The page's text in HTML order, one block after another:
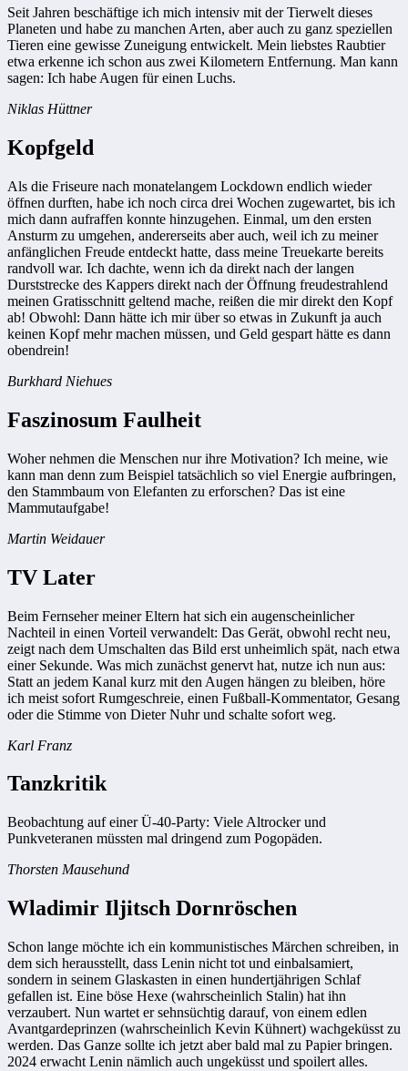
Seit Jahren beschäftige ich mich intensiv mit der Tierwelt dieses
Planeten und habe zu manchen Arten, aber auch zu ganz speziellen
Tieren eine gewisse Zuneigung entwickelt. Mein liebstes Raubtier
etwa erkenne ich schon aus zwei Kilometern Entfernung. Man kann
sagen: Ich habe Augen für einen Luchs.
Niklas Hüttner
Kopfgeld
Als die Friseure nach monatelangem Lockdown endlich wieder
öffnen durften, habe ich noch circa drei Wochen zugewartet, bis ich
mich dann aufraffen konnte hinzugehen. Einmal, um den ersten
Ansturm zu umgehen, andererseits aber auch, weil ich zu meiner
anfänglichen Freude entdeckt hatte, dass meine Treuekarte bereits
randvoll war. Ich dachte, wenn ich da direkt nach der langen
Durststrecke des Kappers direkt nach der Öffnung freudestrahlend
meinen Gratisschnitt geltend mache, reißen die mir direkt den Kopf
ab! Obwohl: Dann hätte ich mir über so etwas in Zukunft ja auch
keinen Kopf mehr machen müssen, und Geld gespart hätte es dann
obendrein!
Burkhard Niehues
Faszinosum Faulheit
Woher nehmen die Menschen nur ihre Motivation? Ich meine, wie
kann man denn zum Beispiel tatsächlich so viel Energie aufbringen,
den Stammbaum von Elefanten zu erforschen? Das ist eine
Mammutaufgabe!
Martin Weidauer
TV Later
Beim Fernseher meiner Eltern hat sich ein augenscheinlicher
Nachteil in einen Vorteil verwandelt: Das Gerät, obwohl recht neu,
zeigt nach dem Umschalten das Bild erst unheimlich spät, nach etwa
einer Sekunde. Was mich zunächst genervt hat, nutze ich nun aus:
Statt an jedem Kanal kurz mit den Augen hängen zu bleiben, höre
ich meist sofort Rumgeschreie, einen Fußball-Kommentator, Gesang
oder die Stimme von Dieter Nuhr und schalte sofort weg.
Karl Franz
Tanzkritik
Beobachtung auf einer Ü-40-Party: Viele Altrocker und
Punkveteranen müssten mal dringend zum Pogopäden.
Thorsten Mausehund
Wladimir Iljitsch Dornröschen
Schon lange möchte ich ein kommunistisches Märchen schreiben, in
dem sich herausstellt, dass Lenin nicht tot und einbalsamiert,
sondern in seinem Glaskasten in einen hundertjährigen Schlaf
gefallen ist. Eine böse Hexe (wahrscheinlich Stalin) hat ihn
verzaubert. Nun wartet er sehnsüchtig darauf, von einem edlen
Avantgardeprinzen (wahrscheinlich Kevin Kühnert) wachgeküsst zu
werden. Das Ganze sollte ich jetzt aber bald mal zu Papier bringen.
2024 erwacht Lenin nämlich auch ungeküsst und spoilert alles.